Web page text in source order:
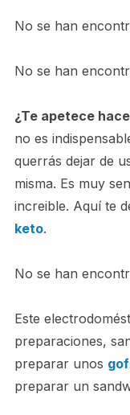
No se han
No se han
¿Te apetece
no es
querrás dejar de
misma. Es muy
increible. Aquí te
keto.
No se han
Este
preparaciones,
preparar unos
preparar un